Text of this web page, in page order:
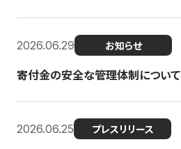
2026.06.29 お知らせ
寄付金の安全な管理体制について
2026.06.25 プレスリリース